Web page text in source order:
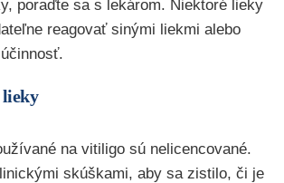
poraďte sa s lekárom. Niektoré lieky
reagovať sinými liekmi alebo
lieky
na vitiligo sú nelicencované.
skúškami, aby sa zistilo, či je